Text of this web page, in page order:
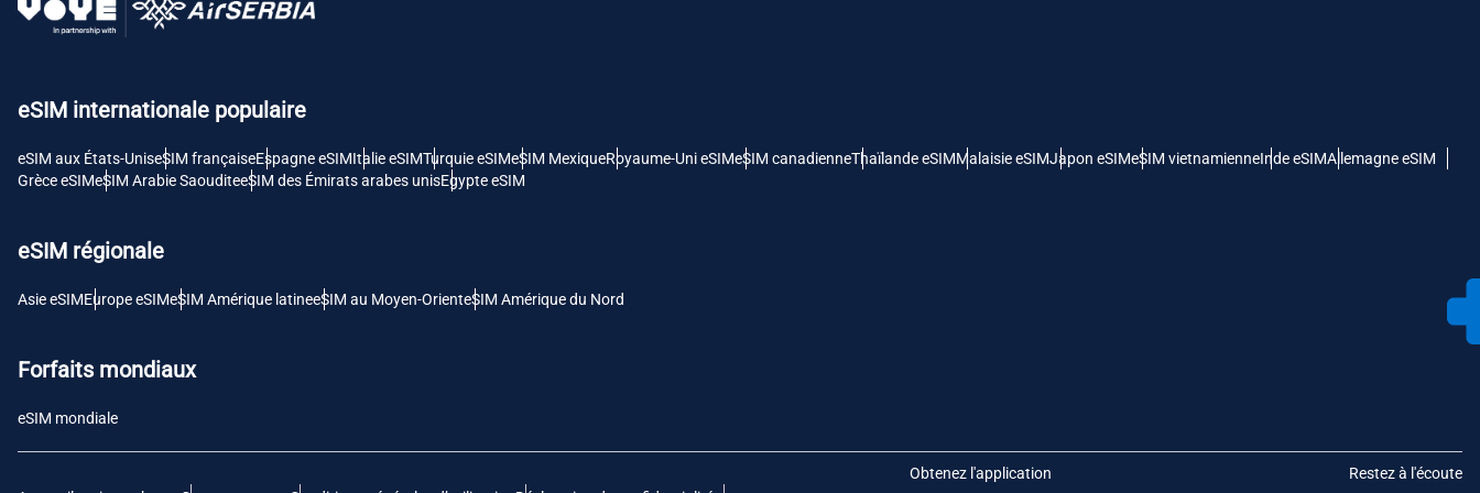
eSIM internationale populaire
eSIM aux États-UniseSIM françaiseEspagne eSIMItalie eSIMTurquie eSIMeSIM MexiqueRoyaume-Uni eSIMeSIM canadienneThaïlande eSIMMalaisie eSIMJapon eSIMeSIM vietnamienneInde eSIMAllemagne eSIM
Grèce eSIMeSIM Arabie SaouditeeSIM des Émirats arabes unisEgypte eSIM
eSIM régionale
Asie eSIMEurope eSIMeSIM Amérique latineeSIM au Moyen-OrienteSIM Amérique du Nord
Forfaits mondiaux
eSIM mondiale
Obtenez l'application Restez à l'écoute
Deutsch